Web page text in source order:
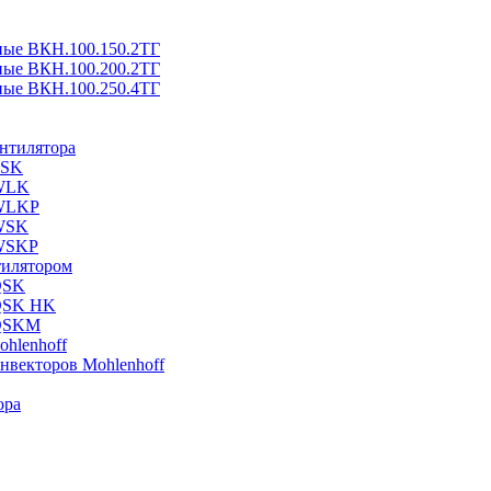
ВКН.100.150.2ТГ
ВКН.100.200.2ТГ
ВКН.100.250.4ТГ
HK
Mohlenhoff